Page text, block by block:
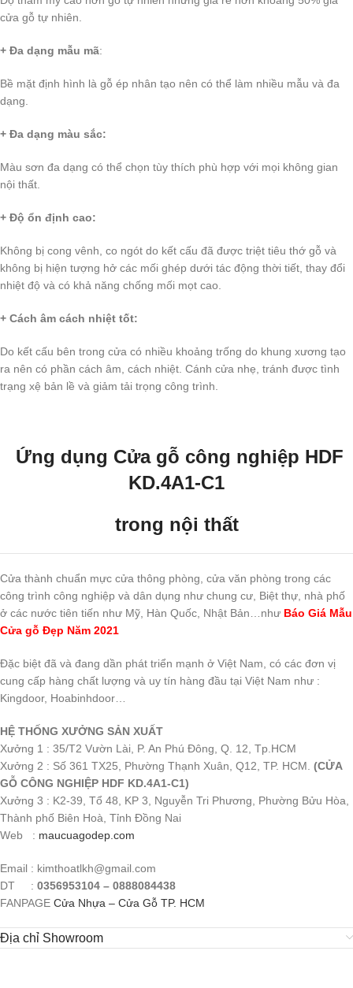
cửa gỗ tự nhiên.
+ Đa dạng mẫu mã:
Bề mặt định hình là gỗ ép nhân tạo nên có thể làm nhiều mẫu và đa
dạng.
+ Đa dạng màu sắc:
Màu sơn đa dạng có thể chọn tùy thích phù hợp với mọi không gian
nội thất.
+ Độ ổn định cao:
Không bị cong vênh, co ngót do kết cấu đã được triệt tiêu thớ gỗ và
không bị hiện tượng hở các mối ghép dưới tác động thời tiết, thay đổi
nhiệt độ và có khả năng chống mối mọt cao.
+ Cách âm cách nhiệt tốt:
Do kết cấu bên trong cửa có nhiều khoảng trống do khung xương tạo
ra nên có phần cách âm, cách nhiệt. Cánh cửa nhẹ, tránh được tình
trạng xệ bản lề và giảm tải trọng công trình.
Ứng dụng Cửa gỗ công nghiệp HDF
KD.4A1-C1
trong nội thất
Cửa thành chuẩn mực cửa thông phòng, cửa văn phòng trong các
công trình công nghiệp và dân dụng như chung cư, Biệt thự, nhà phố
ở các nước tiên tiến như Mỹ, Hàn Quốc, Nhật Bản…như Báo Giá Mẫu
Cửa gỗ Đẹp Năm 2021
Đặc biệt đã và đang dần phát triển mạnh ở Việt Nam, có các đơn vị
cung cấp hàng chất lượng và uy tín hàng đầu tại Việt Nam như :
Kingdoor, Hoabinhdoor…
HỆ THỐNG XƯỞNG SẢN XUẤT
Xưởng 1 : 35/T2 Vườn Lài, P. An Phú Đông, Q. 12, Tp.HCM
Xưởng 2 : Số 361 TX25, Phường Thạnh Xuân, Q12, TP. HCM. (CỬA
GỖ CÔNG NGHIỆP HDF KD.4A1-C1)
Xưởng 3 : K2-39, Tổ 48, KP 3, Nguyễn Tri Phương, Phường Bửu Hòa,
Thành phố Biên Hoà, Tỉnh Đồng Nai
Web : maucuagodep.com
Email : kimthoatlkh@gmail.com
DT : 0356953104 – 0888084438
FANPAGE Cửa Nhựa – Cửa Gỗ TP. HCM
Địa chỉ Showroom